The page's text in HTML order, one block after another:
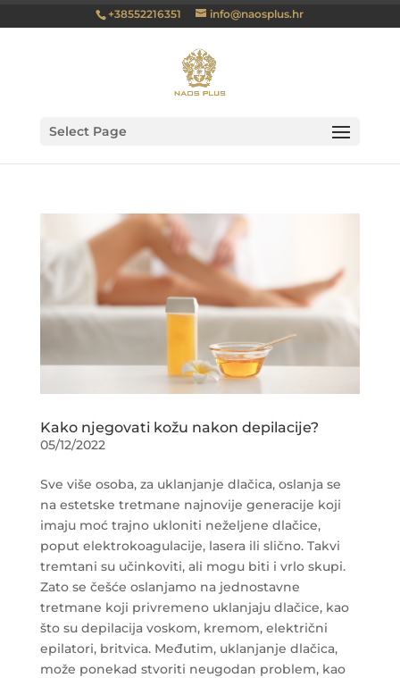
+38552216351 info@naosplus.hr
Select Page
Kako njegovati kožu nakon depilacije?
05/12/2022
Sve više osoba, za uklanjanje dlačica, oslanja se
na estetske tretmane najnovije generacije koji
imaju moć trajno ukloniti neželjene dlačice,
poput elektrokoagulacije, lasera ili slično. Takvi
tremtani su učinkoviti, ali mogu biti i vrlo skupi.
Zato se češće oslanjamo na jednostavne
tretmane koji privremeno uklanjaju dlačice, kao
što su depilacija voskom, kremom, električni
epilatori, britvica. Međutim, uklanjanje dlačica,
može ponekad stvoriti neugodan problem, kao